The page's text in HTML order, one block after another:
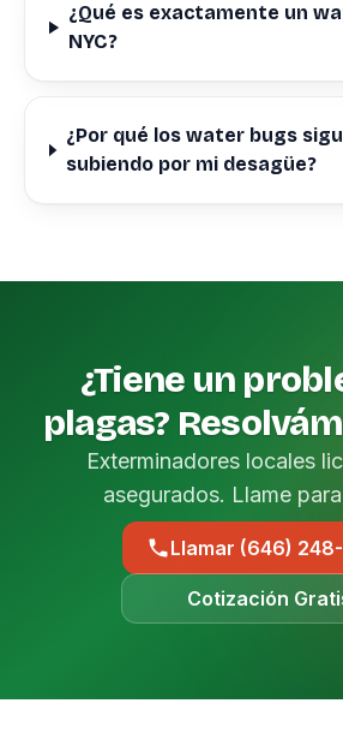
¿Qué es exactamente un
NYC?
¿Por qué los water bugs
subiendo por mi desagüe?
¿Tiene un
plagas?
Exterminadores locales
asegurados. Llame
Llamar (646)
Cotización